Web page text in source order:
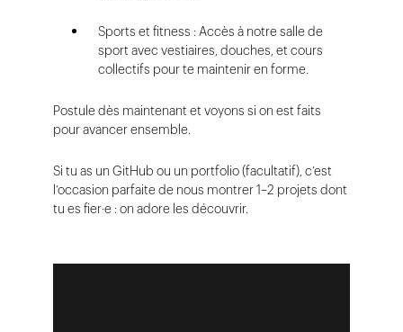
Sports et fitness : Accès à notre salle de
sport avec vestiaires, douches, et cours
collectifs pour te maintenir en forme.
Postule dès maintenant et voyons si on est faits
pour avancer ensemble.
Si tu as un GitHub ou un portfolio (facultatif), c’est
l’occasion parfaite de nous montrer 1–2 projets dont
tu es fier·e : on adore les découvrir.